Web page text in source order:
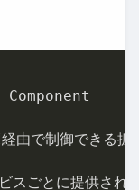
Component
由で制御でき
ビスごとに提供